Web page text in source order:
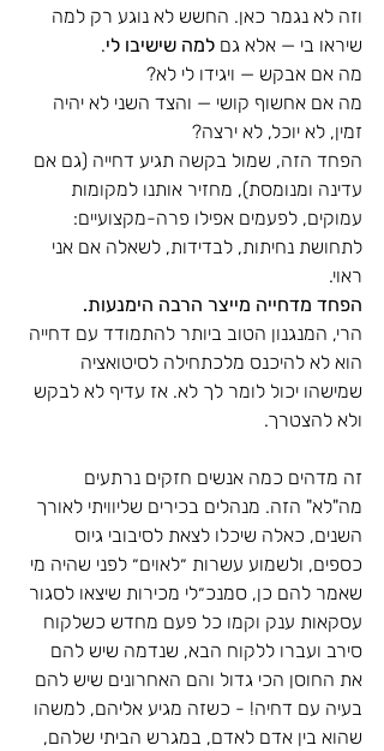
וזה לא נגמר כאן. החשש לא נוגע רק למה
שיראו בי — אלא גם למה שישיבו לי.
מה אם אבקש — ויגידו לי לא?
מה אם אחשוף קושי — והצד השני לא יהיה
זמין, לא יוכל, לא ירצה?
הפחד הזה, שמול בקשה תגיע דחייה (גם אם
עדינה ומנומסת), מחזיר אותנו למקומות
עמוקים, לפעמים אפילו פרה-מקצועיים:
לתחושת נחיתות, לבדידות, לשאלה אם אני
ראוי.
הפחד מדחייה מייצר הרבה הימנעות.
הרי, המנגנון הטוב ביותר להתמודד עם דחייה
הוא לא להיכנס מלכתחילה לסיטואציה
שמישהו יכול לומר לך לא. אז עדיף לא לבקש
ולא להצטרך.
זה מדהים כמה אנשים חזקים נרתעים
מה"לא" הזה. מנהלים בכירים שליוויתי לאורך
השנים, כאלה שיכלו לצאת לסיבובי גיוס
כספים, ולשמוע עשרות ״לאוים״ לפני שהיה מי
שאמר להם כן, סמנכ״לי מכירות שיצאו לסגור
עסקאות ענק וקמו כל פעם מחדש כשלקוח
סירב ועברו ללקוח הבא, שנדמה שיש להם
את החוסן הכי גדול והם האחרונים שיש להם
בעיה עם דחיה! - כשזה מגיע אליהם, למשהו
שהוא בין אדם לאדם, במגרש הביתי שלהם,